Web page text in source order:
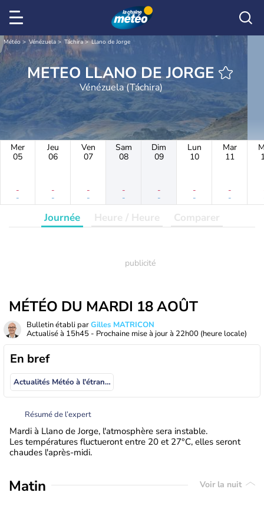
Météo Vénézuela Táchira Llano de Jorge
METEO LLANO DE JORGE
Vénézuela (Táchira)
Mer
05
-
-
Jeu
06
-
-
Ven
07
-
-
Sam
08
-
-
Dim
09
-
-
Lun
10
-
-
Mar
11
-
-
Journée Heure / Heure Comparer
MÉTÉO DU MARDI 18 AOÛT
Bulletin établi parGilles MATRICON
Actualisé à 15h45 - Prochaine mise à jour à 22h00 (heure locale)
En bref
Actualités Météo à l'étranger
Résumé de l’expert
Mardi à Llano de Jorge, l'atmosphère sera instable.
Les températures fluctueront entre 20 et 27°C, elles seront
chaudes l'après-midi.
Matin Voir la nuit